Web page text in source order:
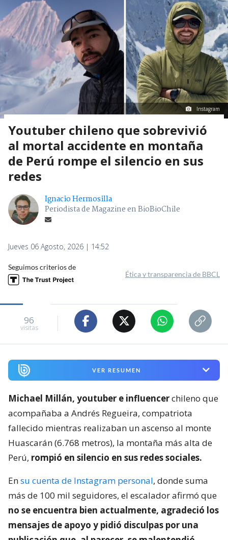
Instagram
Youtuber chileno que sobrevivió
al mortal accidente en montaña
de Perú rompe el silencio en sus
redes
Ignacio Hermosilla
Periodista de Magazine en BioBioChile
Jueves 06 Agosto, 2026 | 14:52
Seguimos criterios de
Ética y transparencia de BBCL
96
visitas
VER RESUMEN
Michael Millán, youtuber e influencerchileno que
acompañaba a Andrés Regueira, compatriota
fallecido mientras realizaban un ascenso al monte
Huascarán (6.768 metros), la montaña más alta de
Perú, rompió en silencio en sus redes sociales.
Ensu cuenta de Instagram personal, donde suma
más de 100 mil seguidores, el escalador afirmó que
no se encuentra bien actualmente, agradeció los
mensajes de apoyo y pidió disculpas por una